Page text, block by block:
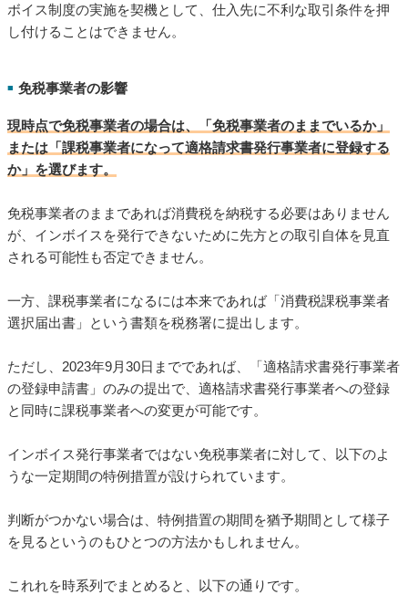
ボイス制度の実施を契機として、仕入先に不利な取引条件を押
し付けることはできません。
■ 免税事業者の影響
現時点で免税事業者の場合は、「免税事業者のままでいるか」
または「課税事業者になって適格請求書発行事業者に登録する
か」を選びます。
免税事業者のままであれば消費税を納税する必要はありません
が、インボイスを発行できないために先方との取引自体を見直
される可能性も否定できません。
一方、課税事業者になるには本来であれば「消費税課税事業者
選択届出書」という書類を税務署に提出します。
ただし、2023年9月30日までであれば、「適格請求書発行事業者
の登録申請書」のみの提出で、適格請求書発行事業者への登録
と同時に課税事業者への変更が可能です。
インボイス発行事業者ではない免税事業者に対して、以下のよ
うな一定期間の特例措置が設けられています。
判断がつかない場合は、特例措置の期間を猶予期間として様子
を見るというのもひとつの方法かもしれません。
これれを時系列でまとめると、以下の通りです。